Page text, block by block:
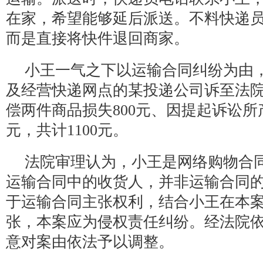
在家，希望能够延后派送。不料快递
而是直接将快件退回商家。
小王一气之下以运输合同纠纷为由
及经营快递网点的某投递公司诉至法
偿两件商品损失800元、因提起诉讼所
元，共计1100元。
法院审理认为，小王是网络购物合
运输合同中的收货人，并非运输合同
于运输合同主张权利，结合小王在本
张，本案应为侵权责任纠纷。经法院
意对案由依法予以调整。